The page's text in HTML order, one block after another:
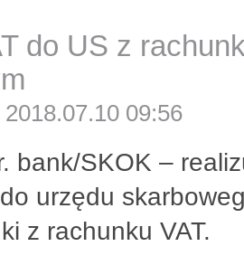
do US z
2018.07.10 09:56
bank/SKOK –
do urzędu
z rachunku VAT.